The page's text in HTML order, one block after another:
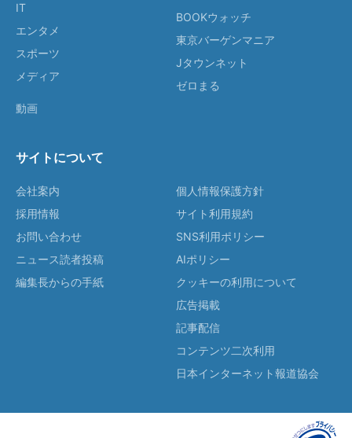
IT
エンタメ
スポーツ
メディア
動画
BOOKウォッチ
東京バーゲンマニア
Jタウンネット
ゼロまる
サイトについて
会社案内
採用情報
お問い合わせ
ニュース読者投稿
編集長からの手紙
個人情報保護方針
サイト利用規約
SNS利用ポリシー
AIポリシー
クッキーの利用について
広告掲載
記事配信
コンテンツ二次利用
日本インターネット報道協会